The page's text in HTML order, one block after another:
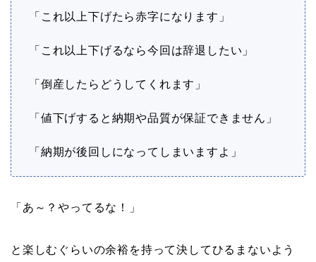
「これ以上下げたら赤字になります」
「これ以上下げるなら今回は辞退したい」
「倒産したらどうしてくれます」
「値下げすると納期や品質が保証できません」
「納期が後回しになってしまいますよ」
「あ～？やってるな！」
と楽しむぐらいの余裕を持って決してひるまないよう